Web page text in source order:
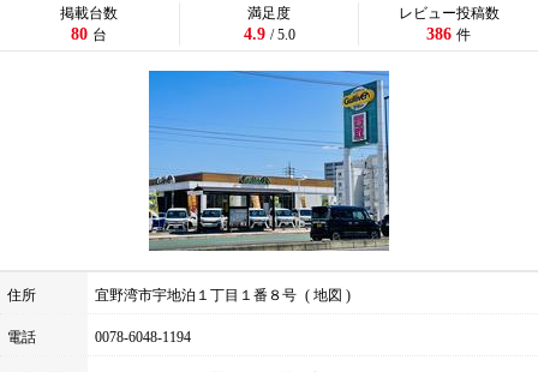
住所 宜野湾市宇地泊１丁目１番８号 地図
電話 0078-6048-1194
掲載台数
80 台
満足度
4.9 / 5.0
レビュー投稿数
386 件